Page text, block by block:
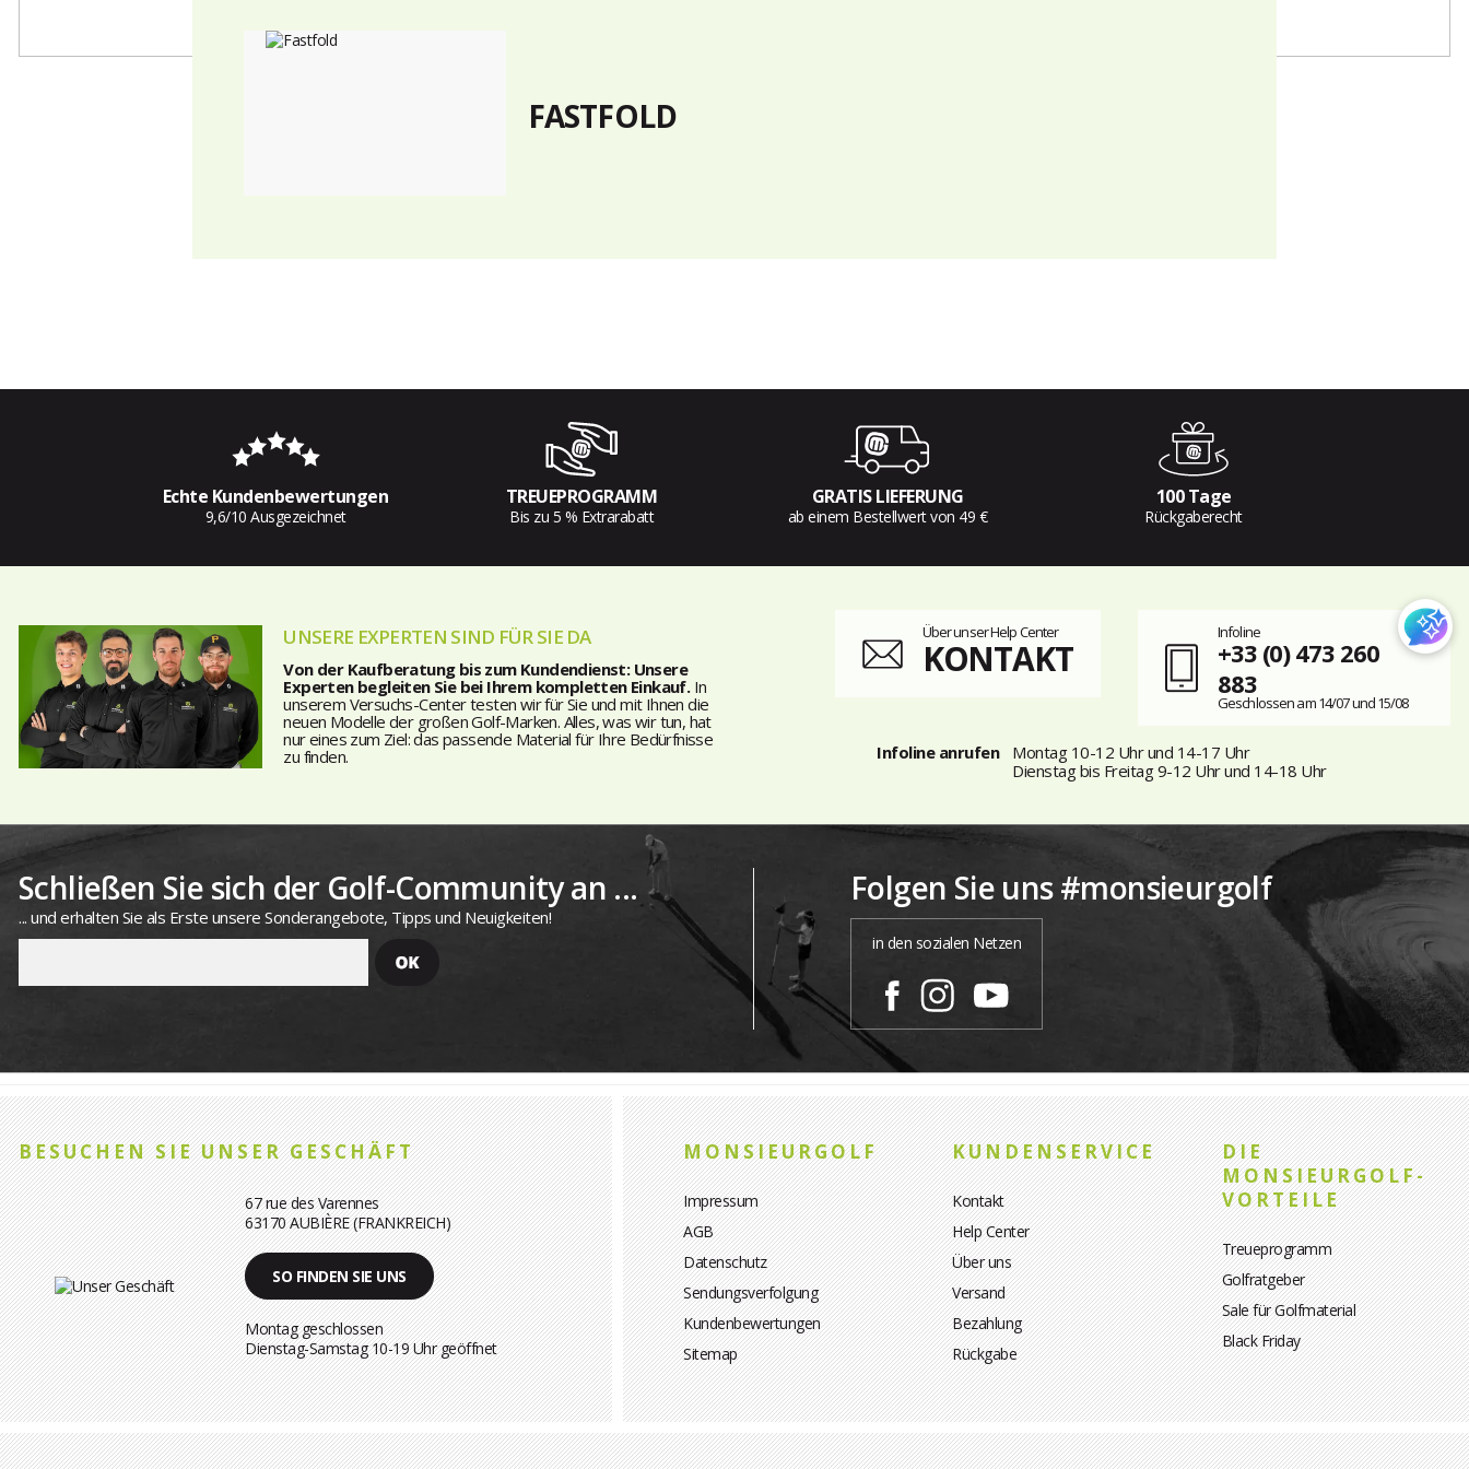
FASTFOLD
Echte Kundenbewertungen
9,6/10 Ausgezeichnet
TREUEPROGRAMM
Bis zu 5 % Extrarabatt
GRATIS LIEFERUNG
ab einem Bestellwert von 49 €
100 Tage
Rückgaberecht
UNSERE EXPERTEN SIND FÜR SIE DA
Von der Kaufberatung bis zum Kundendienst: Unsere
Experten begleiten Sie bei Ihrem kompletten Einkauf.In
unserem Versuchs-Center testen wir für Sie und mit Ihnen die
neuen Modelle der großen Golf-Marken. Alles, was wir tun, hat
nur eines zum Ziel: das passende Material für Ihre Bedürfnisse
zu finden.
Über unser Help Center
KONTAKT
Infoline
+33 (0) 473 260
883
Geschlossen am 14/07 und 15/08
Infoline anrufen
Montag 10-12 Uhr und 14-17 Uhr
Dienstag bis Freitag 9-12 Uhr und 14-18 Uhr
Schließen Sie sich der Golf-Community an ...
... und erhalten Sie als Erste unsere Sonderangebote, Tipps und Neuigkeiten!
Folgen Sie uns #monsieurgolf
in den sozialen Netzen
BESUCHEN SIE UNSER GESCHÄFT
67 rue des Varennes
63170 AUBIÈRE (FRANKREICH)
SO FINDEN SIE UNS
Montag geschlossen
Dienstag-Samstag 10-19 Uhr geöffnet
MONSIEURGOLF
Impressum
AGB
Datenschutz
Sendungsverfolgung
Kundenbewertungen
Sitemap
KUNDENSERVICE
Kontakt
Help Center
Über uns
Versand
Bezahlung
Rückgabe
DIE
MONSIEURGOLF-
VORTEILE
Treueprogramm
Golfratgeber
Sale für Golfmaterial
Black Friday